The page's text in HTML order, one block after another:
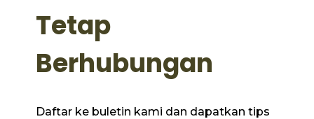
Tetap
Berhubungan
Daftar ke buletin kami dan dapatkan tips